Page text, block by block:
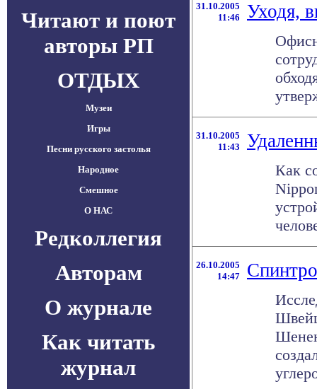
Читают и поют
авторы РП
ОТДЫХ
Музеи
Игры
Песни русского застолья
Народное
Смешное
О НАС
Редколлегия
Авторам
О журнале
Как читать
журнал
31.10.2005
11:46
Уходя,
31.10.2005
11:43
Как
26.10.2005
14:47